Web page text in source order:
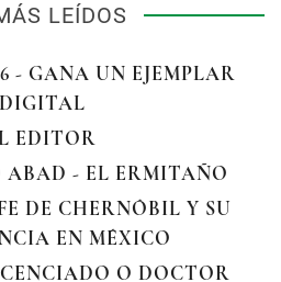
LEÍDOS
- GANA UN EJEMPLAR
DIGITAL
EDITOR
ABAD - EL ERMITAÑO
DE CHERNÓBIL Y SU
EN MÉXICO
O DOCTOR